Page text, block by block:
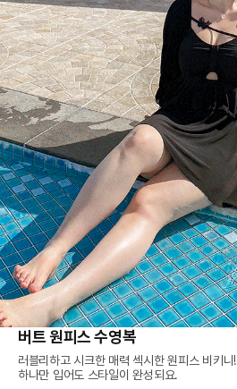
버트 원피스 수영복
러블리하고 시크한 매력 섹시한 원피스 비키니!
하나만 입어도 스타일이 완성되요.